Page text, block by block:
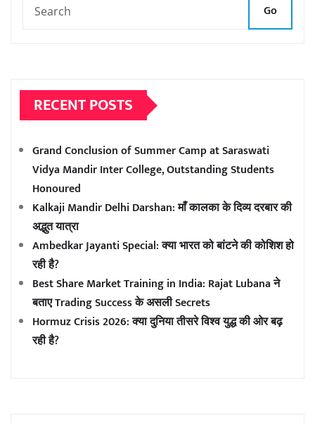
Go
RECENT POSTS
Grand Conclusion of Summer Camp at Saraswati
Vidya Mandir Inter College, Outstanding Students
Honoured
Kalkaji Mandir Delhi Darshan: माँ कालका के दिव्य दरबार की
अद्भुत यात्रा
Ambedkar Jayanti Special: क्या भारत को बांटने की कोशिश हो
रही है?
Best Share Market Training in India: Rajat Lubana ने
बताए Trading Success के असली Secrets
Hormuz Crisis 2026: क्या दुनिया तीसरे विश्व युद्ध की ओर बढ़
रही है?